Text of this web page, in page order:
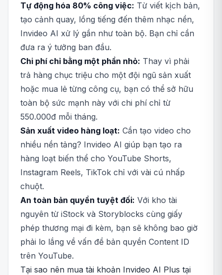
Tự động hóa 80% công việc: Từ viết kịch bản,
tạo cảnh quay, lồng tiếng đến thêm nhạc nền,
Invideo AI xử lý gần như toàn bộ. Bạn chỉ cần
đưa ra ý tưởng ban đầu.
Chi phí chỉ bằng một phần nhỏ: Thay vì phải
trả hàng chục triệu cho một đội ngũ sản xuất
hoặc mua lẻ từng công cụ, bạn có thể sở hữu
toàn bộ sức mạnh này với chi phí chỉ từ
550.000đ mỗi tháng.
Sản xuất video hàng loạt: Cần tạo video cho
nhiều nền tảng? Invideo AI giúp bạn tạo ra
hàng loạt biến thể cho YouTube Shorts,
Instagram Reels, TikTok chỉ với vài cú nhấp
chuột.
An toàn bản quyền tuyệt đối: Với kho tài
nguyên từ iStock và Storyblocks cùng giấy
phép thương mại đi kèm, bạn sẽ không bao giờ
phải lo lắng về vấn đề bản quyền Content ID
trên YouTube.
Tại sao nên mua tài khoản Invideo AI Plus tại